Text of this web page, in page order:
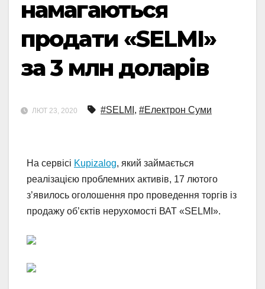
намагаються
продати «SELMI»
за 3 млн доларів
ЛЮТ 23, 2020 #SELMI , #Електрон Суми
На сервісі Kupizalog, який займається
реалізацією проблемних активів, 17 лютого
з’явилось оголошення про проведення торгів із
продажу об’єктів нерухомості ВАТ «SELMI».